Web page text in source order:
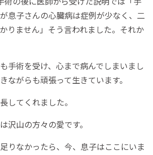
息子さんの心臓病は症例が少なく、二
りません」そう言われました。それか
手術を受け、心まで病んでしまいまし
ながらも頑張って生きています。
してくれました。
沢山の方々の愛です。
りなかったら、今、息子はここにいま